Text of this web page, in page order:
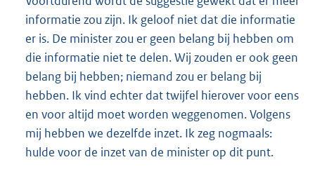
informatie zou zijn. Ik geloof niet dat die informatie
er is. De minister zou er geen belang bij hebben om
die informatie niet te delen. Wij zouden er ook geen
belang bij hebben; niemand zou er belang bij
hebben. Ik vind echter dat twijfel hierover voor eens
en voor altijd moet worden weggenomen. Volgens
mij hebben we dezelfde inzet. Ik zeg nogmaals:
hulde voor de inzet van de minister op dit punt.